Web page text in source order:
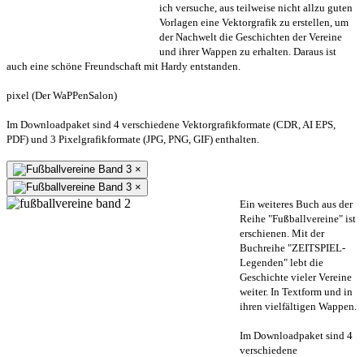
ich versuche, aus teilweise nicht allzu guten
Vorlagen eine Vektorgrafik zu erstellen, um
der Nachwelt die Geschichten der Vereine
und ihrer Wappen zu erhalten. Daraus ist
auch eine schöne Freundschaft mit Hardy entstanden.
pixel (Der WaPPenSalon)
Im Downloadpaket sind 4 verschiedene Vektorgrafikformate (CDR, AI EPS,
PDF) und 3 Pixelgrafikformate (JPG, PNG, GIF) enthalten.
×
×
Ein weiteres Buch aus der
Reihe "Fußballvereine" ist
erschienen. Mit der
Buchreihe "ZEITSPIEL-
Legenden" lebt die
Geschichte vieler Vereine
weiter. In Textform und in
ihren vielfältigen Wappen.
Im Downloadpaket sind 4
verschiedene